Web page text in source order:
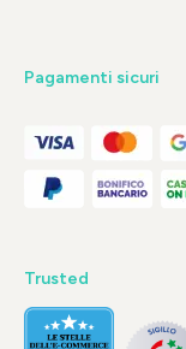
Pagamenti sicuri
Trusted